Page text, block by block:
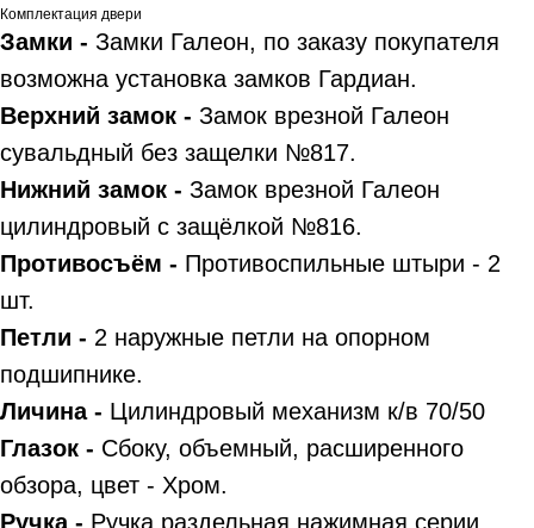
Комплектация двери
Замки - Замки Галеон, по заказу покупателя
возможна установка замков Гардиан.
Верхний замок - Замок врезной Галеон
сувальдный без защелки №817.
Нижний замок - Замок врезной Галеон
цилиндровый с защёлкой №816.
Противосъём - Противоспильные штыри - 2
шт.
Петли - 2 наружные петли на опорном
подшипнике.
Личина - Цилиндровый механизм к/в 70/50
Глазок - Сбоку, объемный, расширенного
обзора, цвет - Хром.
Ручка - Ручка раздельная нажимная серии